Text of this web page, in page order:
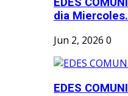
dia
Jun 2, 2026 0
EDES